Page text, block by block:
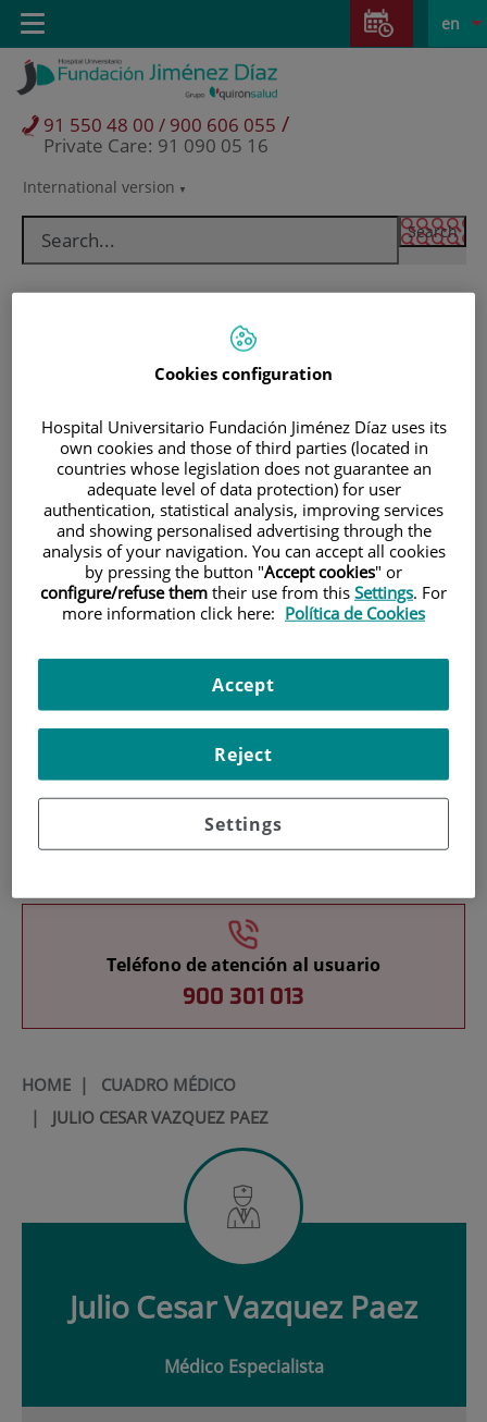
Jump to content
Jump
content
Language
selector
Active
en
International version
91 550 48 00 / 900 606 055 /
Private Care: 91 090 05 16
Toggle
navigation
Patients and visitors
Research
Teaching
Teléfono de atención al usuario
900 301 013
HOME| CUADRO MÉDICO
| JULIO CESAR VAZQUEZ PAEZ
JulioCesar Vazquez Paez
Médico Especialista
Cookies configuration
Hospital Universitario Fundación Jiménez Díaz uses its
own cookies and those of third parties (located in
countries whose legislation does not guarantee an
adequate level of data protection) for user
authentication, statistical analysis, improving services
and showing personalised advertising through the
analysis of your navigation. You can accept all cookies
by pressing the button "Accept cookies" or
configure/refuse them their use from this Settings. For
more information click here: Política de Cookies
Settings
Reject
Accept